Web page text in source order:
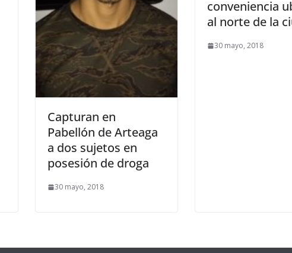
Capturan en
Pabellón de Arteaga
a dos sujetos en
posesión de droga
30 mayo, 2018
conveniencia
al norte de la
30 mayo, 2018